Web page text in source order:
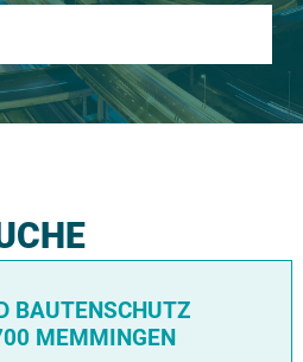
BAUTENSCHUTZ
MEMMINGEN